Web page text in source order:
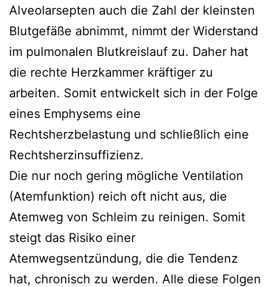
Alveolarsepten auch die Zahl der kleinsten
Blutgefäße abnimmt, nimmt der Widerstand
im pulmonalen Blutkreislauf zu. Daher hat
die rechte Herzkammer kräftiger zu
arbeiten. Somit entwickelt sich in der Folge
eines Emphysems eine
Rechtsherzbelastung und schließlich eine
Rechtsherzinsuffizienz.
Die nur noch gering mögliche Ventilation
(Atemfunktion) reich oft nicht aus, die
Atemweg von Schleim zu reinigen. Somit
steigt das Risiko einer
Atemwegsentzündung, die die Tendenz
hat, chronisch zu werden. Alle diese Folgen